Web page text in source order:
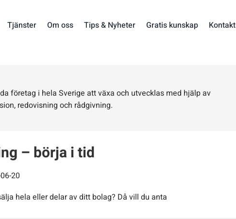
Tjänster Om oss Tips & Nyheter Gratis kunskap Kontakt
företag i hela Sverige att växa och utvecklas med hjälp av
redovisning och rådgivning.
– börja i tid
20
hela eller delar av ditt bolag? Då vill du anta